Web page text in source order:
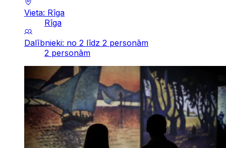
Vieta: Rīga
Rīga
Dalībnieki: no 2 līdz 2 personām
2 personām